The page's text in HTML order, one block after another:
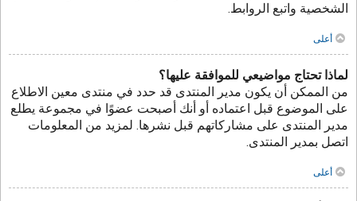
الشخصية واتبع الروابط.
أعلى
لماذا تحتاج مواضيعي للموافقة عليها؟
من الممكن أن يكون مدير المنتدى قد حدد في منتدى معين الاطلاع
على الموضوع قبل اعتماده أو أنك أصبحت عضوًا في مجموعة يطلع
مدير المنتدى على مشاركاتهم قبل نشرها. لمزيد من المعلومات
اتصل بمدير المنتدى.
أعلى